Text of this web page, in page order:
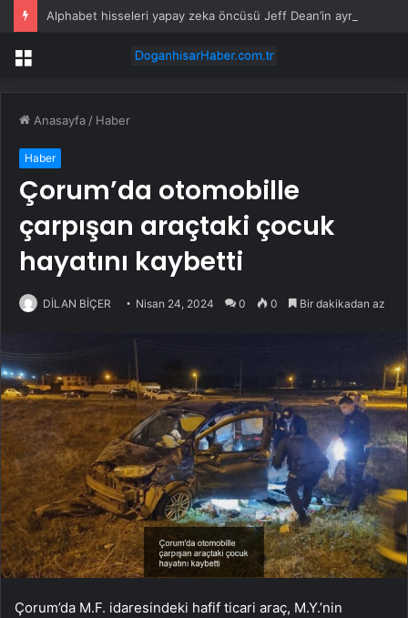
Menü
Anasayfa / Haber
Haber
Çorum’da otomobille
çarpışan araçtaki çocuk
hayatını kaybetti
DİLAN BİÇER Nisan 24, 2024 0 0 Bir dakikadan az
Çorum’da M.F. idaresindeki hafif ticari araç, M.Y.’nin